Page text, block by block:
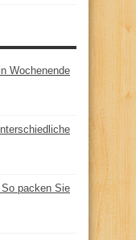
Wochenende
packen Sie